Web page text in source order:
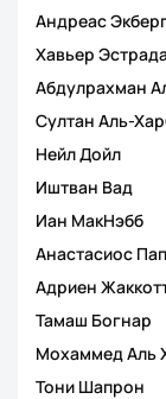
Андреас
Хавьер
Абдулрахман
Султан Аль-
Нейл Дойл
Иштван Вад
Иан МакНэбб
Анастасиос
Адриен
Тамаш Богнар
Мохаммед Аль
Тони Шапрон